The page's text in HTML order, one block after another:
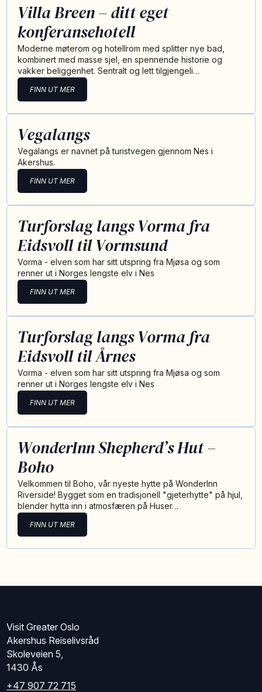
Villa Breen – ditt eget
konferansehotell
Moderne møterom og hotellrom med splitter nye bad,
kombinert med masse sjel, en spennende historie og
vakker beliggenhet. Sentralt og lett tilgjengeli…
FINN UT MER
Vegalangs
Vegalangs er navnet på turistvegen gjennom Nes i
Akershus.
FINN UT MER
Turforslag langs Vorma fra
Eidsvoll til Vormsund
Vorma - elven som har sitt utspring fra Mjøsa og som
renner ut i Norges lengste elv i Nes
FINN UT MER
Turforslag langs Vorma fra
Eidsvoll til Årnes
Vorma - elven som har sitt utspring fra Mjøsa og som
renner ut i Norges lengste elv i Nes
FINN UT MER
WonderInn Shepherd’s Hut –
Boho
Velkommen til Boho, vår nyeste hytte på WonderInn
Riverside! Bygget som en tradisjonell "gjeterhytte" på hjul,
blender hytta inn i atmosfæren på Huser…
FINN UT MER
Visit Greater Oslo
Akershus Reiselivsråd
Skoleveien 5,
1430 Ås
+47 907 72 715